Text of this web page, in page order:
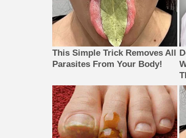
This Simple Trick Removes All
Parasites From Your Body!